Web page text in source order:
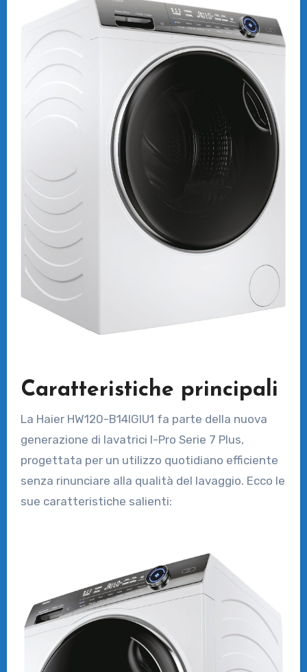
Caratteristiche principali
La Haier HW120-B14IGIU1 fa parte della nuova
generazione di lavatrici I-Pro Serie 7 Plus,
progettata per un utilizzo quotidiano efficiente
senza rinunciare alla qualità del lavaggio. Ecco le
sue caratteristiche salienti: